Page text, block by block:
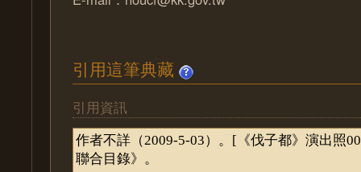
引用這筆典藏
引用資訊